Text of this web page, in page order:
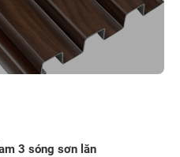
3 sóng sơn lăn